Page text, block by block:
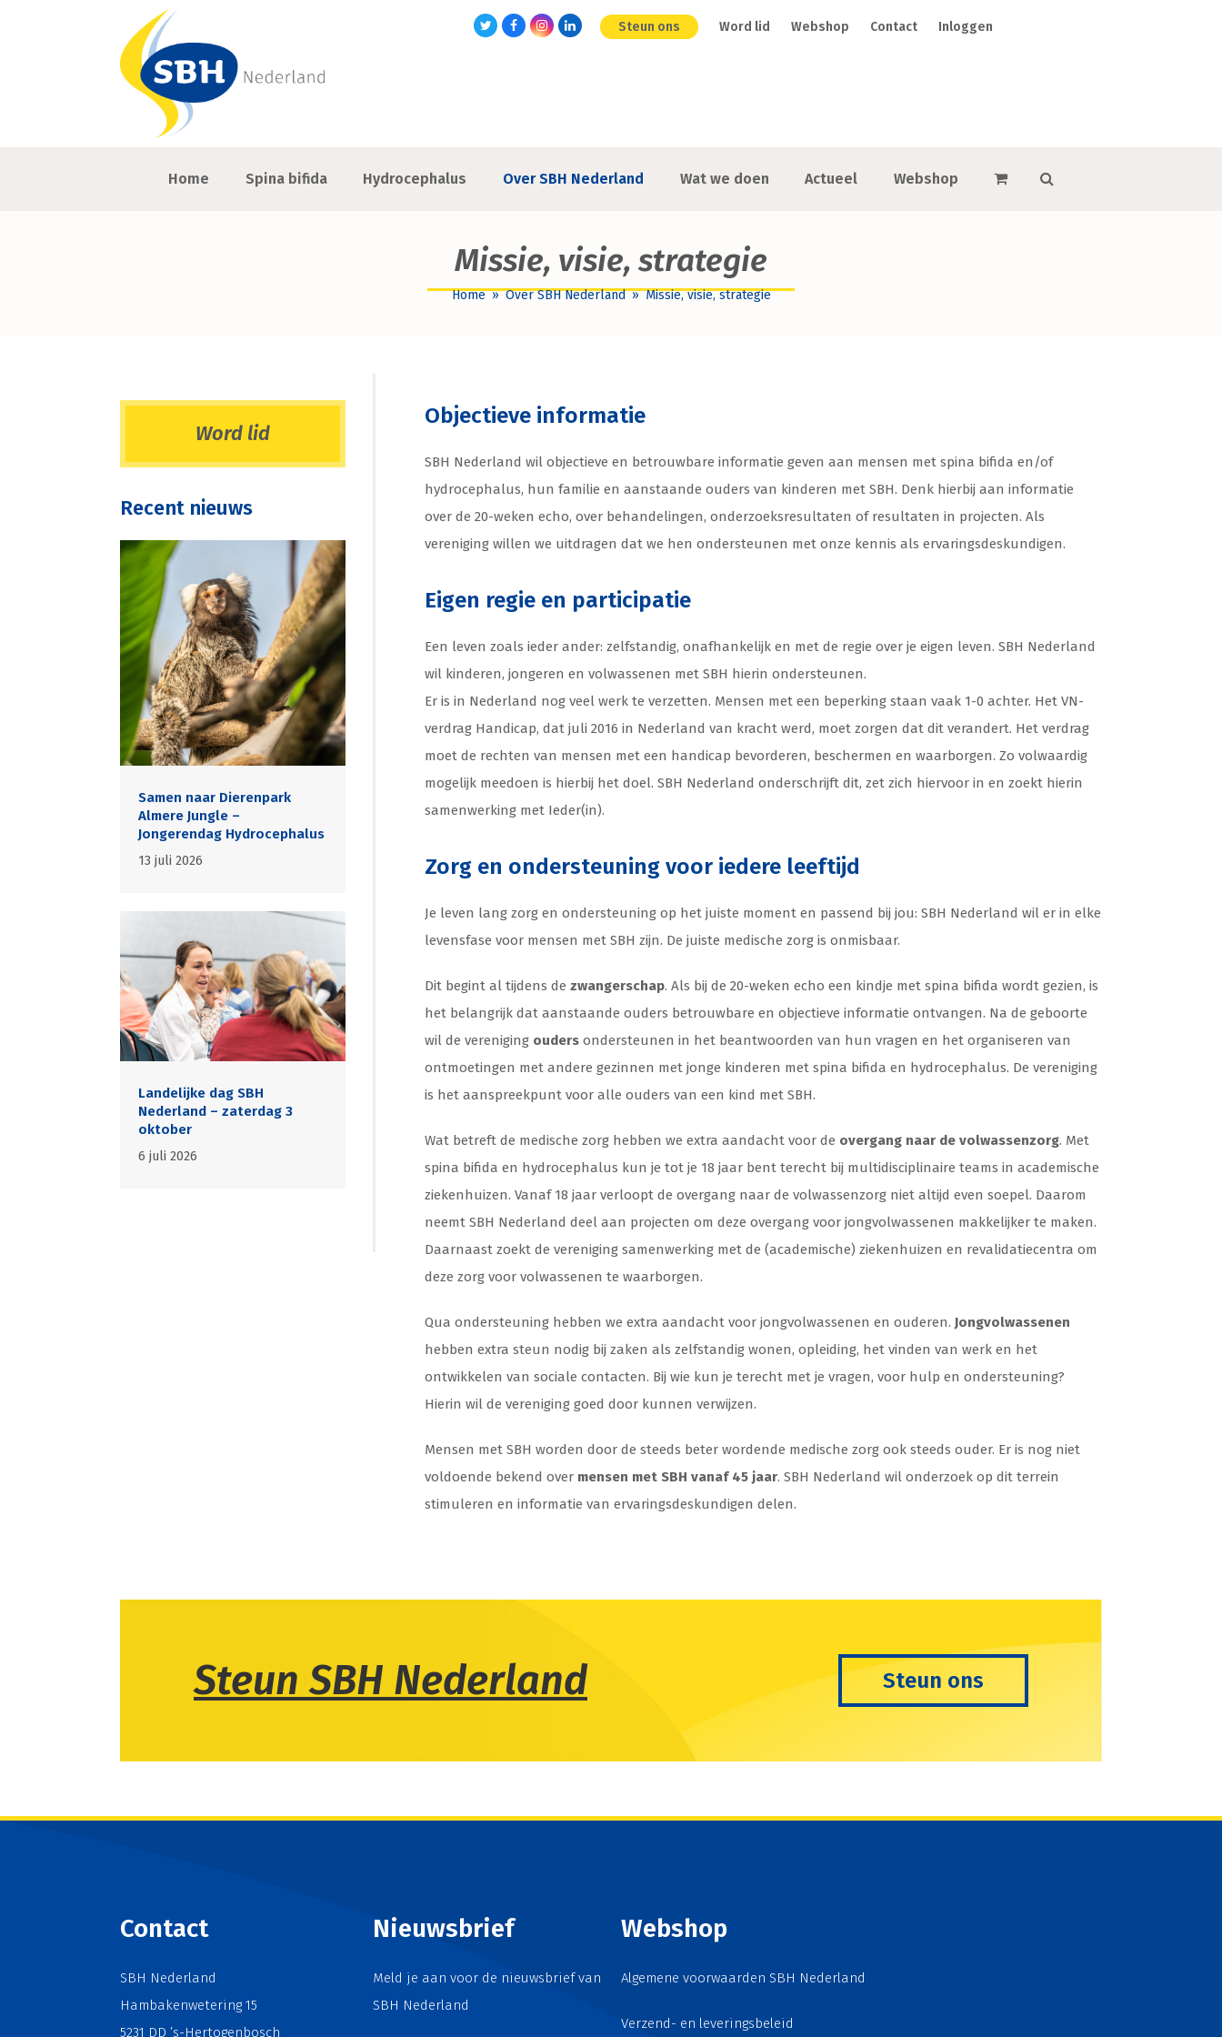
TwitterFacebookInstagram
LinkedIn Steun ons Word lid Webshop Contact Inloggen
Home Spina bifida Hydrocephalus Over SBH Nederland Wat we doen Actueel Webshop
Missie, visie, strategie
Home»Over SBH Nederland»Missie, visie, strategie
Objectieve informatie
SBH Nederland wil objectieve en betrouwbare informatie geven aan mensen met spina bifida en/of
hydrocephalus, hun familie en aanstaande ouders van kinderen met SBH. Denk hierbij aan informatie
over de 20-weken echo, over behandelingen, onderzoeksresultaten of resultaten in projecten. Als
vereniging willen we uitdragen dat we hen ondersteunen met onze kennis als ervaringsdeskundigen.
Eigen regie en participatie
Een leven zoals ieder ander: zelfstandig, onafhankelijk en met de regie over je eigen leven. SBH Nederland
wil kinderen, jongeren en volwassenen met SBH hierin ondersteunen.
Er is in Nederland nog veel werk te verzetten. Mensen met een beperking staan vaak 1-0 achter. Het VN-
verdrag Handicap, dat juli 2016 in Nederland van kracht werd, moet zorgen dat dit verandert. Het verdrag
moet de rechten van mensen met een handicap bevorderen, beschermen en waarborgen. Zo volwaardig
mogelijk meedoen is hierbij het doel. SBH Nederland onderschrijft dit, zet zich hiervoor in en zoekt hierin
samenwerking met Ieder(in).
Zorg en ondersteuning voor iedere leeftijd
Je leven lang zorg en ondersteuning op het juiste moment en passend bij jou: SBH Nederland wil er in elke
levensfase voor mensen met SBH zijn. De juiste medische zorg is onmisbaar.
Dit begint al tijdens de zwangerschap. Als bij de 20-weken echo een kindje met spina bifida wordt gezien, is
het belangrijk dat aanstaande ouders betrouwbare en objectieve informatie ontvangen. Na de geboorte
wil de vereniging oudersondersteunen in het beantwoorden van hun vragen en het organiseren van
ontmoetingen met andere gezinnen met jonge kinderen met spina bifida en hydrocephalus. De vereniging
is het aanspreekpunt voor alle ouders van een kind met SBH.
Wat betreft de medische zorg hebben we extra aandacht voor de overgang naar de volwassenzorg. Met
spina bifida en hydrocephalus kun je tot je 18 jaar bent terecht bij multidisciplinaire teams in academische
ziekenhuizen. Vanaf 18 jaar verloopt de overgang naar de volwassenzorg niet altijd even soepel. Daarom
neemt SBH Nederland deel aan projecten om deze overgang voor jongvolwassenen makkelijker te maken.
Daarnaast zoekt de vereniging samenwerking met de (academische) ziekenhuizen en revalidatiecentra om
deze zorg voor volwassenen te waarborgen.
Qua ondersteuning hebben we extra aandacht voor jongvolwassenen en ouderen. Jongvolwassenen
hebben extra steun nodig bij zaken als zelfstandig wonen, opleiding, het vinden van werk en het
ontwikkelen van sociale contacten. Bij wie kun je terecht met je vragen, voor hulp en ondersteuning?
Hierin wil de vereniging goed door kunnen verwijzen.
Mensen met SBH worden door de steeds beter wordende medische zorg ook steeds ouder. Er is nog niet
voldoende bekend over mensen met SBH vanaf 45 jaar. SBH Nederland wil onderzoek op dit terrein
stimuleren en informatie van ervaringsdeskundigen delen.
Word lid
Recent nieuws
Samen naar Dierenpark
Almere Jungle –
Jongerendag Hydrocephalus
13 juli 2026
Landelijke dag SBH
Nederland – zaterdag 3
oktober
6 juli 2026
Steun SBH Nederland Steun ons
Contact
SBH Nederland
Hambakenwetering 15
5231 DD ’s-Hertogenbosch
Nieuwsbrief
Meld je aan voor de nieuwsbrief van
SBH Nederland
Webshop
Algemene voorwaarden SBH Nederland
Verzend- en leveringsbeleid